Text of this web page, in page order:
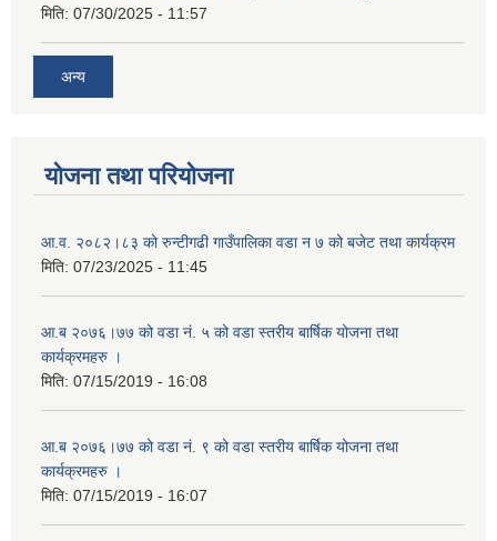
मिति: 07/30/2025 - 11:57
अन्य
योजना तथा परियोजना
आ.व. २०८२।८३ को रुन्टीगढी गाउँपालिका वडा न ७ को बजेट तथा कार्यक्रम
मिति: 07/23/2025 - 11:45
आ.ब २०७६।७७ को वडा नं. ५ को वडा स्तरीय बार्षिक योजना तथा
कार्यक्रमहरु ।
मिति: 07/15/2019 - 16:08
आ.ब २०७६।७७ को वडा नं. ९ को वडा स्तरीय बार्षिक योजना तथा
कार्यक्रमहरु ।
मिति: 07/15/2019 - 16:07